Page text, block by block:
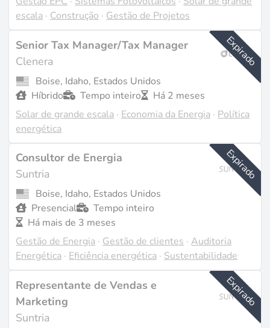
escala · Construção · Gestão de Projetos
Expirado
Senior Tax Manager/Tax Manager
Clenera
Boise, Idaho, Estados Unidos
Híbrido
Tempo inteiro
Há 2 meses
Solar de grande escala · Economia da Energia · Política
energética
Expirado
Consultor de Energia
Suntria
Boise, Idaho, Estados Unidos
Presencial
Tempo inteiro
Há mais de 3 meses
Gestão de Energia ·Gestão de clientes ·Auditoria
Energética ·Eficiência energética ·Sustentabilidade
Expirado
Representante de Vendas e
Marketing
Suntria